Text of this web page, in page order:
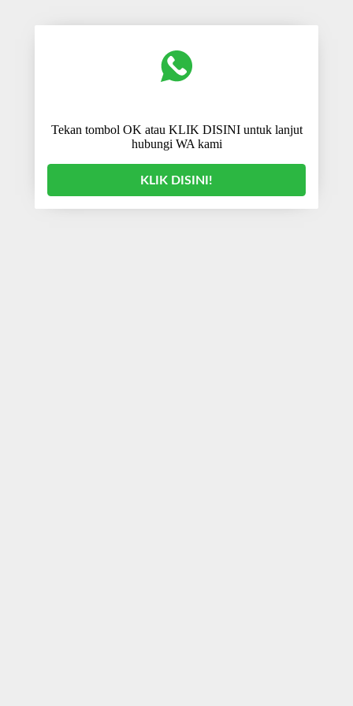
Tekan tombol OK atau KLIK DISINI untuk lanjut
hubungi WA kami
KLIK DISINI!